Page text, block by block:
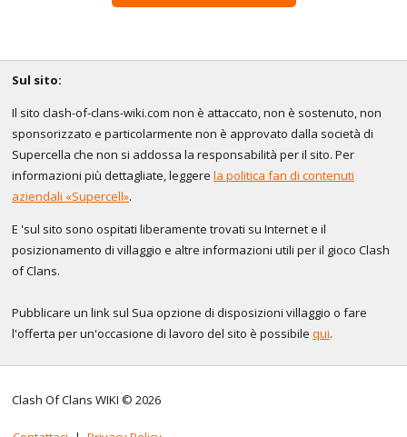
Sul sito:
Il sito clash-of-clans-wiki.com non è attaccato, non è sostenuto, non
sponsorizzato e particolarmente non è approvato dalla società di
Supercella che non si addossa la responsabilità per il sito. Per
informazioni più dettagliate, leggere la politica fan di contenuti
aziendali «Supercell».
E 'sul sito sono ospitati liberamente trovati su Internet e il
posizionamento di villaggio e altre informazioni utili per il gioco Clash
of Clans.
Pubblicare un link sul Sua opzione di disposizioni villaggio o fare
l'offerta per un'occasione di lavoro del sito è possibile qui.
Clash Of Clans WIKI © 2026